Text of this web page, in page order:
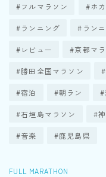
フルマラソン ホカ
ランニング ラン
レビュー 京都マ
勝田全国マラソン
宿泊 朝ラン
石垣島マラソン
音楽 鹿児島県
FULL MARATHON